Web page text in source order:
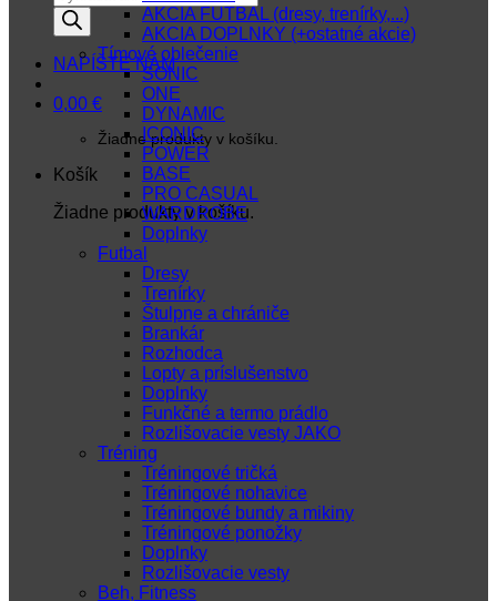
search
NAPÍŠTE NÁM
0,00 €
Žiadne produkty v košíku.
Košík
Žiadne produkty v košíku.
AKCIA FUTBAL (dresy, trenírky,...)
AKCIA DOPLNKY (+ostatné akcie)
Tímové oblečenie
SONIC
ONE
DYNAMIC
ICONIC
POWER
BASE
PRO CASUAL
WARDROBE
Doplnky
Futbal
Dresy
Trenírky
Štulpne a chrániče
Brankár
Rozhodca
Lopty a príslušenstvo
Doplnky
Funkčné a termo prádlo
Rozlišovacie vesty JAKO
Tréning
Tréningové tričká
Tréningové nohavice
Tréningové bundy a mikiny
Tréningové ponožky
Doplnky
Rozlišovacie vesty
Beh, Fitness